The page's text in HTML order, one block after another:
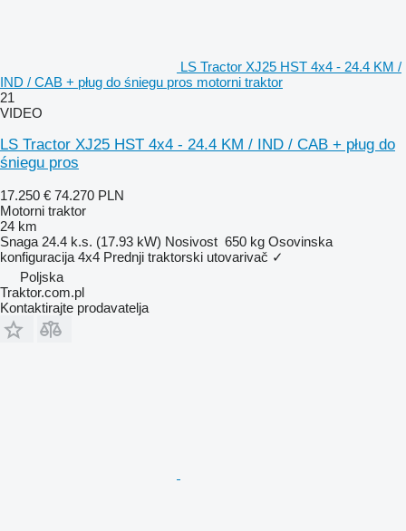
LS Tractor XJ25 HST 4x4 - 24.4 KM /
IND / CAB + pług do śniegu pros motorni traktor
21
VIDEO
LS Tractor XJ25 HST 4x4 - 24.4 KM / IND / CAB + pług do
śniegu pros
17.250 € 74.270 PLN
Motorni traktor
24 km
Snaga 24.4 k.s. (17.93 kW) Nosivost 650 kg Osovinska
konfiguracija 4x4 Prednji traktorski utovarivač ✓
Poljska
Traktor.com.pl
Kontaktirajte prodavatelja